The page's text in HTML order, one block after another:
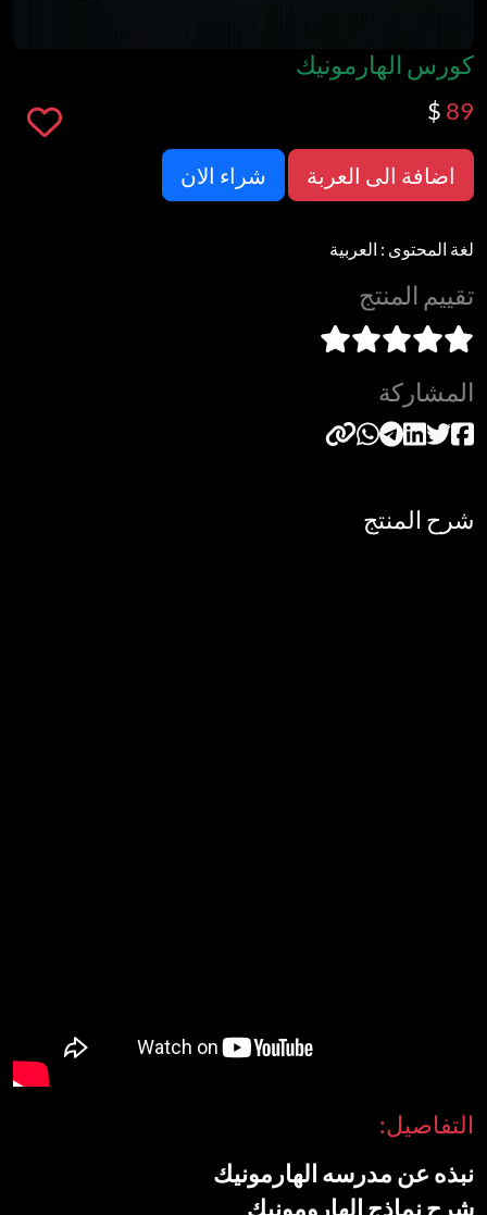
كورس الهارمونيك
89
$
اضافة الى العربة شراء الان
لغة المحتوى : العربية
تقييم المنتج
المشاركة
شرح المنتج
التفاصيل:
نبذه عن مدرسه الهارمونيك
شرح نماذج الهارومونيك